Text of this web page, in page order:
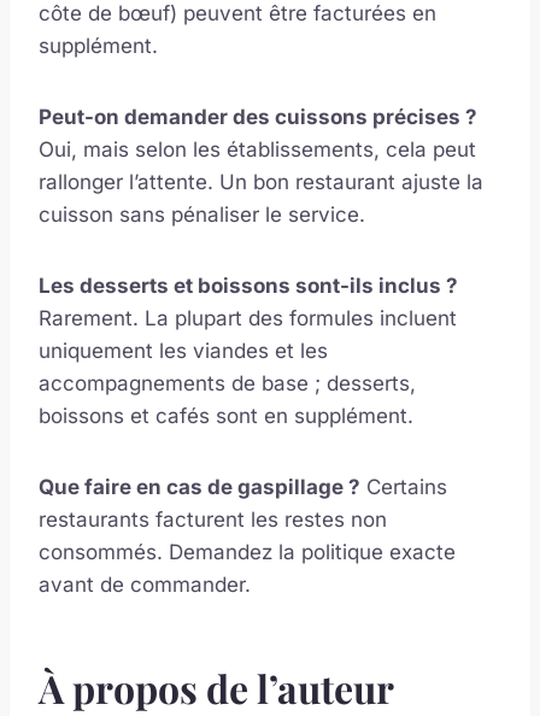
côte de bœuf) peuvent être facturées en
supplément.
Peut-on demander des cuissons précises ?
Oui, mais selon les établissements, cela peut
rallonger l’attente. Un bon restaurant ajuste la
cuisson sans pénaliser le service.
Les desserts et boissons sont-ils inclus ?
Rarement. La plupart des formules incluent
uniquement les viandes et les
accompagnements de base ; desserts,
boissons et cafés sont en supplément.
Que faire en cas de gaspillage ? Certains
restaurants facturent les restes non
consommés. Demandez la politique exacte
avant de commander.
À propos de l’auteur